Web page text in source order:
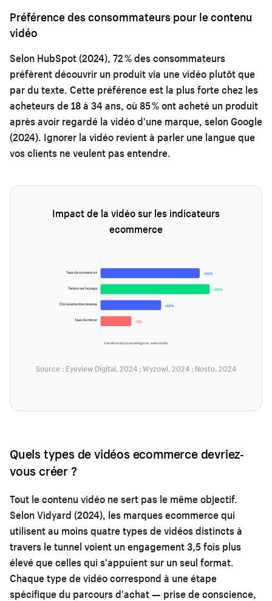
Préférence des consommateurs pour le contenu
vidéo
Selon HubSpot (2024), 72 % des consommateurs
préfèrent découvrir un produit via une vidéo plutôt que
par du texte. Cette préférence est la plus forte chez les
acheteurs de 18 à 34 ans, où 85 % ont acheté un produit
après avoir regardé la vidéo d'une marque, selon Google
(2024). Ignorer la vidéo revient à parler une langue que
vos clients ne veulent pas entendre.
Impact de la vidéo sur les indicateurs
ecommerce
Taux de conversion +80%
Temps sur la page +88%
Croissance des revenus +49%
Taux de retour -25%
Variation en pourcentage vs. sans vidéo
Source : Eyeview Digital, 2024 ; Wyzowl, 2024 ; Nosto, 2024
Quels types de vidéos ecommerce devriez-
vous créer ?
Tout le contenu vidéo ne sert pas le même objectif.
Selon Vidyard (2024), les marques ecommerce qui
utilisent au moins quatre types de vidéos distincts à
travers le tunnel voient un engagement 3,5 fois plus
élevé que celles qui s'appuient sur un seul format.
Chaque type de vidéo correspond à une étape
spécifique du parcours d'achat — prise de conscience,